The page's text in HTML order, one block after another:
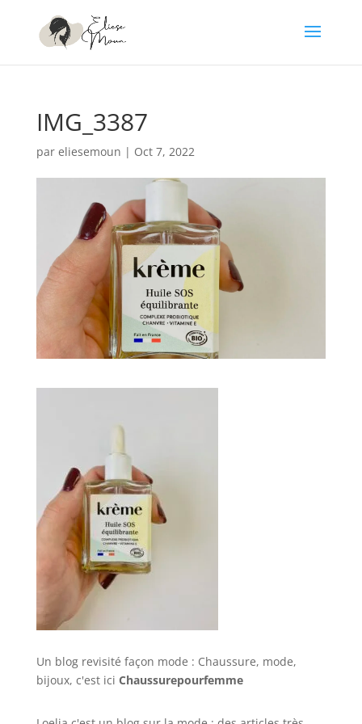
IMG_3387
par eliesemoun | Oct 7, 2022
Un blog revisité façon mode : Chaussure, mode,
bijoux, c'est ici Chaussurepourfemme